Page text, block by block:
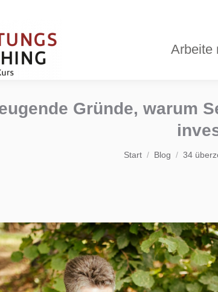
Arbeite
Gründe, warum
Sie befinden sich
Start Blog 34